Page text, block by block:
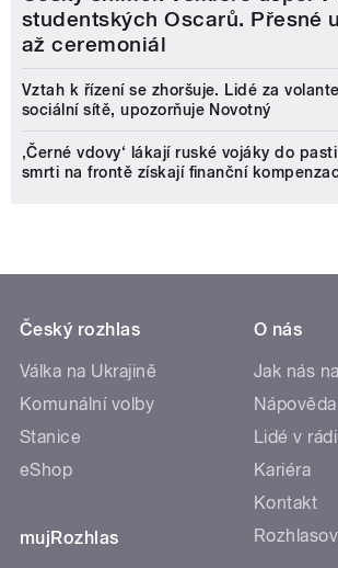
studentských Oscarů. Přesné
až ceremoniál
Vztah k řízení se zhoršuje. Lidé za
sociální sítě, upozorňuje Novotný
‚Černé vdovy‘ lákají ruské vojáky do
smrti na frontě získají finanční
Český rozhlas
Válka na Ukrajině
Komunální volby
Stanice
eShop
mujRozhlas
O nás
Jak nás
Nápověda
Lidé v
Kariéra
Kontakt